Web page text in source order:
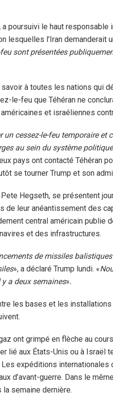
, a poursuivi le haut responsable
lesquelles l’Iran demanderait
sont présentées
savoir à toutes les nations qui
le-feu que Téhéran ne
et israéliennes
un cessez-le-feu temporaire
au sein du système
pays ont contacté Téhéran
se tourner Trump et son
Hegseth, se présentent
de leur anéantissement des
central américain publie
et des infrastructures.
de missiles
», a déclaré Trump lundi. «
y a deux semaines».
les bases et les
ont grimpé en flèche au
lié aux États-Unis ou à Israël
Les expéditions
d’avant-guerre. Dans le
semaine dernière.